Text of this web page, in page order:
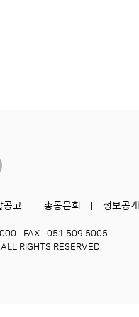
공고 총동문회 정보공개
FAX : 051.509.5005
ALL RIGHTS RESERVED.